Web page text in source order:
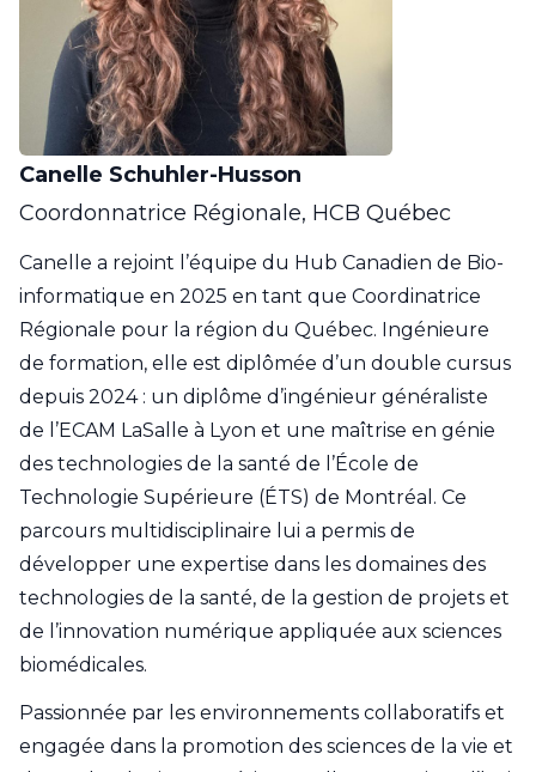
Canelle Schuhler-Husson
Coordonnatrice Régionale, HCB Québec
Canelle a rejoint l’équipe du Hub Canadien de Bio-
informatique en 2025 en tant que Coordinatrice
Régionale pour la région du Québec. Ingénieure
de formation, elle est diplômée d’un double cursus
depuis 2024 : un diplôme d’ingénieur généraliste
de l’ECAM LaSalle à Lyon et une maîtrise en génie
des technologies de la santé de l’École de
Technologie Supérieure (ÉTS) de Montréal. Ce
parcours multidisciplinaire lui a permis de
développer une expertise dans les domaines des
technologies de la santé, de la gestion de projets et
de l’innovation numérique appliquée aux sciences
biomédicales.
Passionnée par les environnements collaboratifs et
engagée dans la promotion des sciences de la vie et